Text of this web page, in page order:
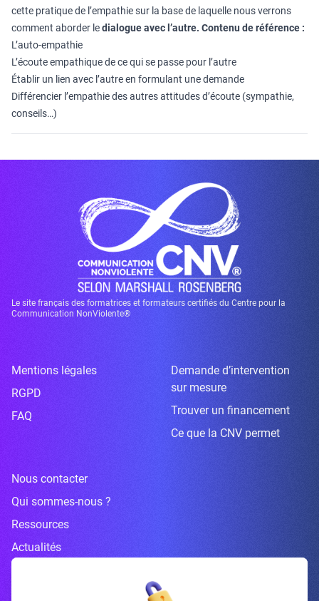
cette pratique de l’empathie sur la base de laquelle nous verrons
comment aborder ledialogue avec l’autre. Contenu de référence :
L’auto-empathie
L’écoute empathique de ce qui se passe pour l’autre
Établir un lien avec l’autre en formulant une demande
Différencier l’empathie des autres attitudes d’écoute (sympathie,
conseils…)
Le site français des formatrices et formateurs certifiés du Centre pour la
Communication NonViolente®
Mentions légales
RGPD
FAQ
Demande d’intervention
sur mesure
Trouver un financement
Ce que la CNV permet
Nous contacter
Qui sommes-nous ?
Ressources
Actualités
Inscrivez-vous à la newsletter